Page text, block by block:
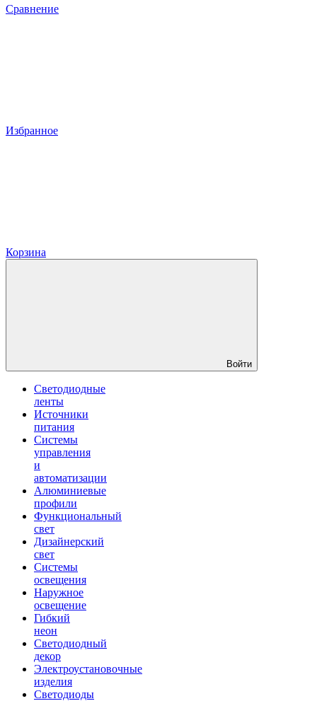
Сравнение
Избранное
Корзина
Войти
Светодиодные
ленты
Источники
питания
Системы
управления
и
автоматизации
Алюминиевые
профили
Функциональный
свет
Дизайнерский
свет
Системы
освещения
Наружное
освещение
Гибкий
неон
Светодиодный
декор
Электроустановочные
изделия
Светодиоды